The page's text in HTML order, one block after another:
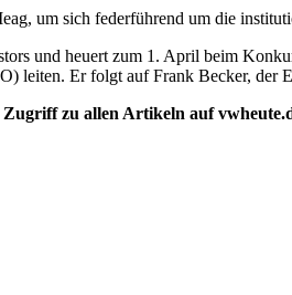
um sich federführend um die
und heuert zum 1. April beim
leiten. Er folgt auf Frank Becker, der
zu allen Artikeln auf